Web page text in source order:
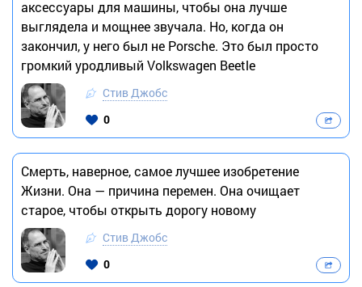
аксессуары для машины, чтобы она лучше
выглядела и мощнее звучала. Но, когда он
закончил, у него был не Porsche. Это был просто
громкий уродливый Volkswagen Beetle
Стив Джобс
0
Смерть, наверное, самое лучшее изобретение
Жизни. Она — причина перемен. Она очищает
старое, чтобы открыть дорогу новому
Стив Джобс
0